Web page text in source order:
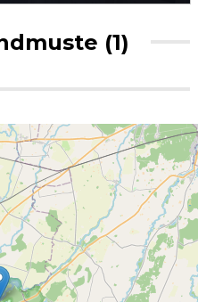
(1)